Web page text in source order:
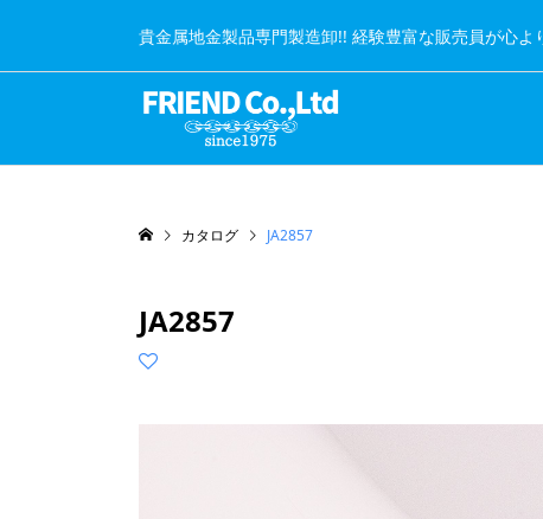
貴金属地金製品専門製造卸!! 経験豊富な販売員が心よ
カタログ JA2857
JA2857